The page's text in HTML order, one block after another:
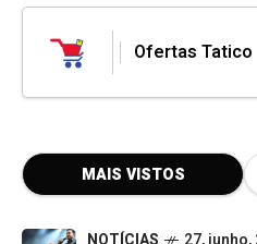
Ofertas Tatico
MAIS VISTOS